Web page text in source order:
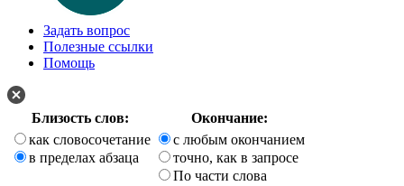
Задать вопрос
Полезные ссылки
Помощь
Близость слов:
Окончание:
как словосочетание
в пределах абзаца
с любым окончанием
точно, как в запросе
По части слова